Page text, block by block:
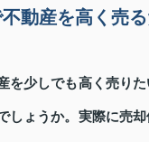
動産を高く売
を少しでも高く売り
しょうか。実際に売